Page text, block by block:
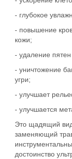
- глубокое
- повышение
кожи;
- удаление
- уничтожение
угри;
- улучшает
- улучшается
Это щадящий вид
заменяющий
достоинство